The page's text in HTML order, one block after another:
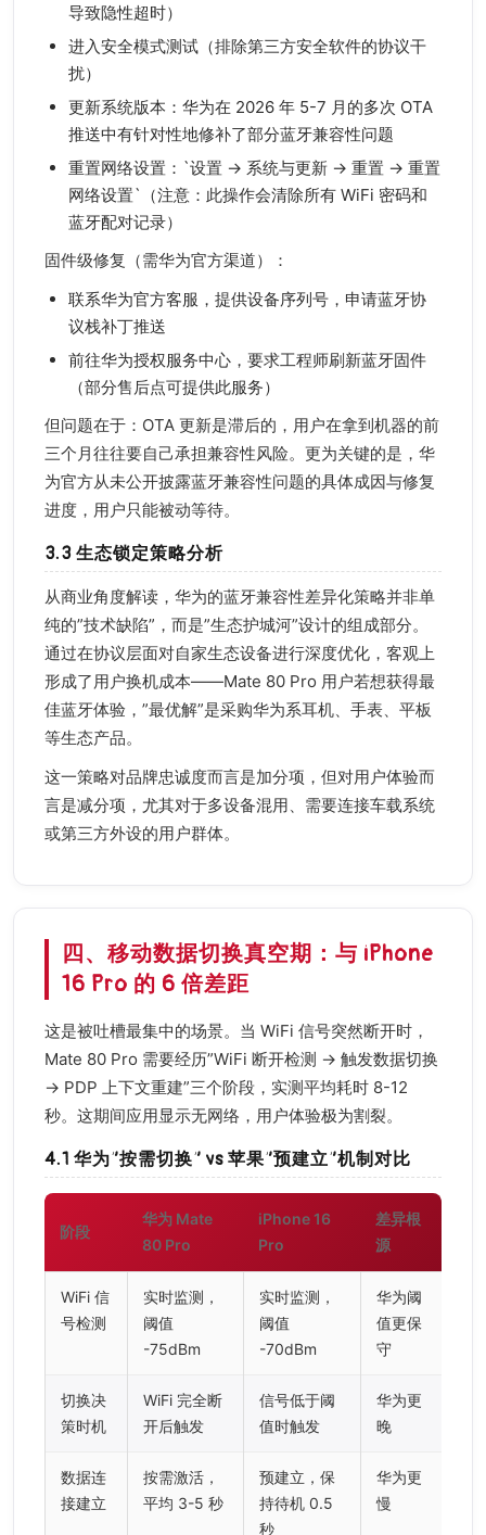
导致隐性超时）
进入安全模式测试（排除第三方安全软件的协议干
扰）
更新系统版本：华为在 2026 年 5-7 月的多次 OTA
推送中有针对性地修补了部分蓝牙兼容性问题
重置网络设置：`设置 → 系统与更新 → 重置 → 重置
网络设置`（注意：此操作会清除所有 WiFi 密码和
蓝牙配对记录）
固件级修复（需华为官方渠道）：
联系华为官方客服，提供设备序列号，申请蓝牙协
议栈补丁推送
前往华为授权服务中心，要求工程师刷新蓝牙固件
（部分售后点可提供此服务）
但问题在于：OTA 更新是滞后的，用户在拿到机器的前
三个月往往要自己承担兼容性风险。更为关键的是，华
为官方从未公开披露蓝牙兼容性问题的具体成因与修复
进度，用户只能被动等待。
3.3 生态锁定策略分析
从商业角度解读，华为的蓝牙兼容性差异化策略并非单
纯的”技术缺陷”，而是”生态护城河”设计的组成部分。
通过在协议层面对自家生态设备进行深度优化，客观上
形成了用户换机成本——Mate 80 Pro 用户若想获得最
佳蓝牙体验，”最优解”是采购华为系耳机、手表、平板
等生态产品。
这一策略对品牌忠诚度而言是加分项，但对用户体验而
言是减分项，尤其对于多设备混用、需要连接车载系统
或第三方外设的用户群体。
四、移动数据切换真空期：与 iPhone
16 Pro 的 6 倍差距
这是被吐槽最集中的场景。当 WiFi 信号突然断开时，
Mate 80 Pro 需要经历”WiFi 断开检测 → 触发数据切换
→ PDP 上下文重建”三个阶段，实测平均耗时 8-12
秒。这期间应用显示无网络，用户体验极为割裂。
4.1 华为”按需切换” vs 苹果”预建立”机制对比
阶段
华为 Mate
80 Pro
iPhone 16
Pro
差异根
源
WiFi 信
号检测
实时监测，
阈值
-75dBm
实时监测，
阈值
-70dBm
华为阈
值更保
守
切换决
策时机
WiFi 完全断
开后触发
信号低于阈
值时触发
华为更
晚
数据连
接建立
按需激活，
平均 3-5 秒
预建立，保
持待机 0.5
秒
华为更
慢